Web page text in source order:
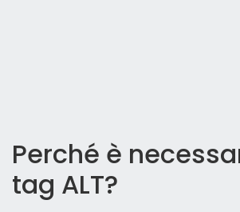
Perché è
tag ALT?